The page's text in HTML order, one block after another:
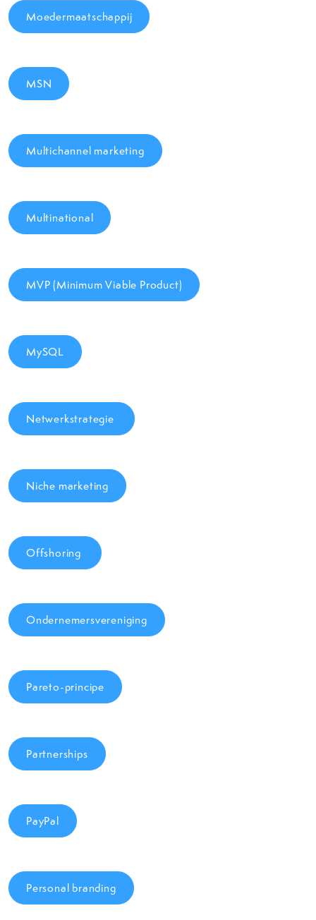
Moedermaatschappij
MSN
Multichannel marketing
Multinational
MVP (Minimum Viable Product)
MySQL
Netwerkstrategie
Niche marketing
Offshoring
Ondernemersvereniging
Pareto-principe
Partnerships
PayPal
Personal branding